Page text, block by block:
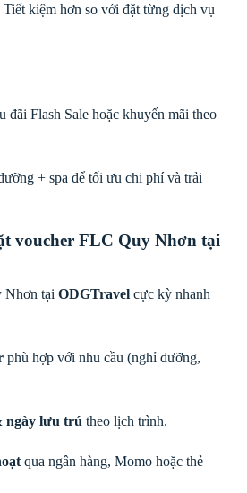
Tiết kiệm hơn so với đặt từng dịch vụ
đãi Flash Sale hoặc khuyến mãi theo
+ spa để tối ưu chi phí và trải
voucher FLC Quy Nhơn tại
Nhơn tại ODGTravel cực kỳ nhanh
phù hợp với nhu cầu (nghỉ dưỡng,
ngày lưu trú theo lịch trình.
qua ngân hàng, Momo hoặc thẻ